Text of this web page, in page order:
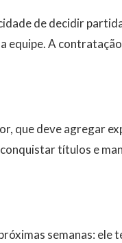
de decidir
equipe. A
que deve agregar
títulos e
semanas: ele